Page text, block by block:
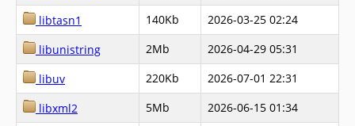
libtasn1
140Kb
2026-03-25 02:24
libunistring
2Mb
2026-04-29 05:31
libuv
220Kb
2026-07-01 22:31
libxml2
5Mb
2026-06-15 01:34